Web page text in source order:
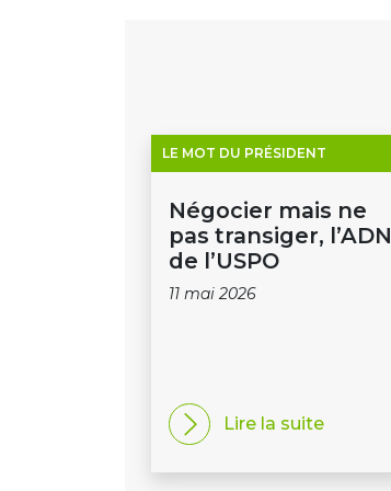
LE MOT DU PRÉSIDENT
Négocier mais ne
pas transiger, l’ADN
de l’USPO
11 mai 2026
Lire la suite